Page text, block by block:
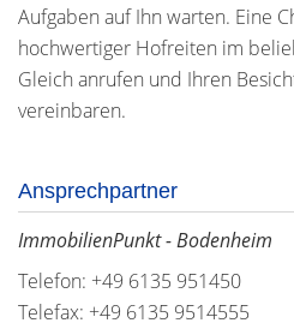
Aufgaben auf Ihn warten. Eine
hochwertiger Hofreiten im
Gleich anrufen und Ihren
vereinbaren.
Ansprechpartner
ImmobilienPunkt - Bodenheim
Telefon: +49 6135 951450
Telefax: +49 6135 9514555